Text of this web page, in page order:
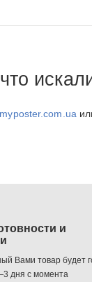
и
Вами товар будет
дня с момента